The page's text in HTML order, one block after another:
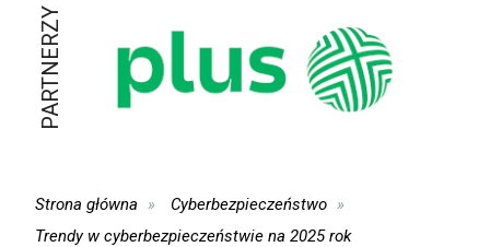
PARTNERZY
Strona główna
Cyberbezpieczeństwo
Trendy w cyberbezpieczeństwie na 2025 rok